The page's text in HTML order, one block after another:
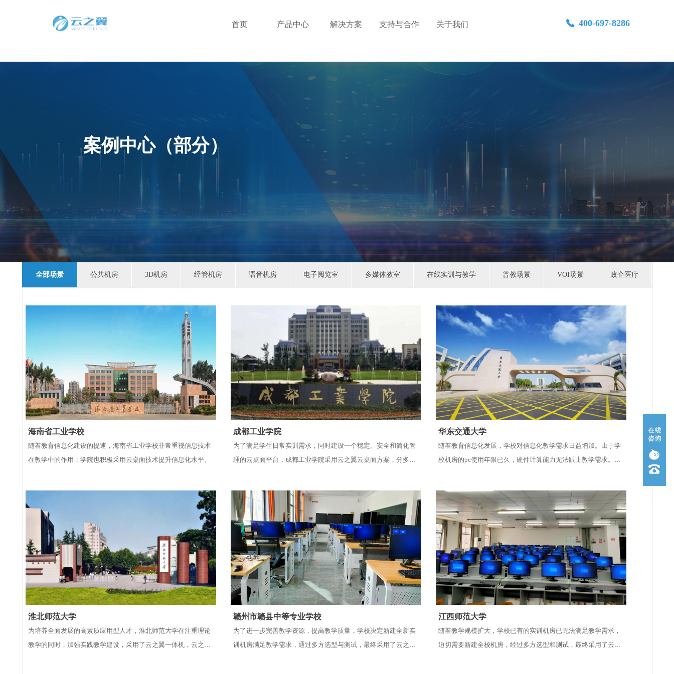
首页 产品中心 解决方案 支持与合作 关于我们 끅 400-697-8286
案例中心（部分）
全部场景 公共机房 3D机房 经管机房 语音机房 电子阅览室 多媒体教室 在线实训与教学 普教场景 VOI场景 政企医疗
海南省工业学校
随着教育信息化建设的提速，海南省工业学校非常重视信息技术
在教学中的作用；学院也积极采用云桌面技术提升信息化水平。
成都工业学院
为了满足学生日常实训需求，同时建设一个稳定、安全和简化管
理的云桌面平台，成都工业学院采用云之翼云桌面方案，分多期
华东交通大学
随着教育信息化发展，学校对信息化教学需求日益增加。由于学
校机房的pc使用年限已久，硬件计算能力无法跟上教学需求。因
验和考试需求。
淮北师范大学
为培养全面发展的高素质应用型人才，淮北师范大学在注重理论
教学的同时，加强实践教学建设，采用了云之翼一体机，云之翼
赣州市赣县中等专业学校
为了进一步完善教学资源，提高教学质量，学校决定新建全新实
训机房满足教学需求，通过多方选型与测试，最终采用了云之翼
江西师范大学
随着教学规模扩大，学校已有的实训机房已无法满足教学需求，
迫切需要新建全校机房，经过多方选型和测试，最终采用了云之